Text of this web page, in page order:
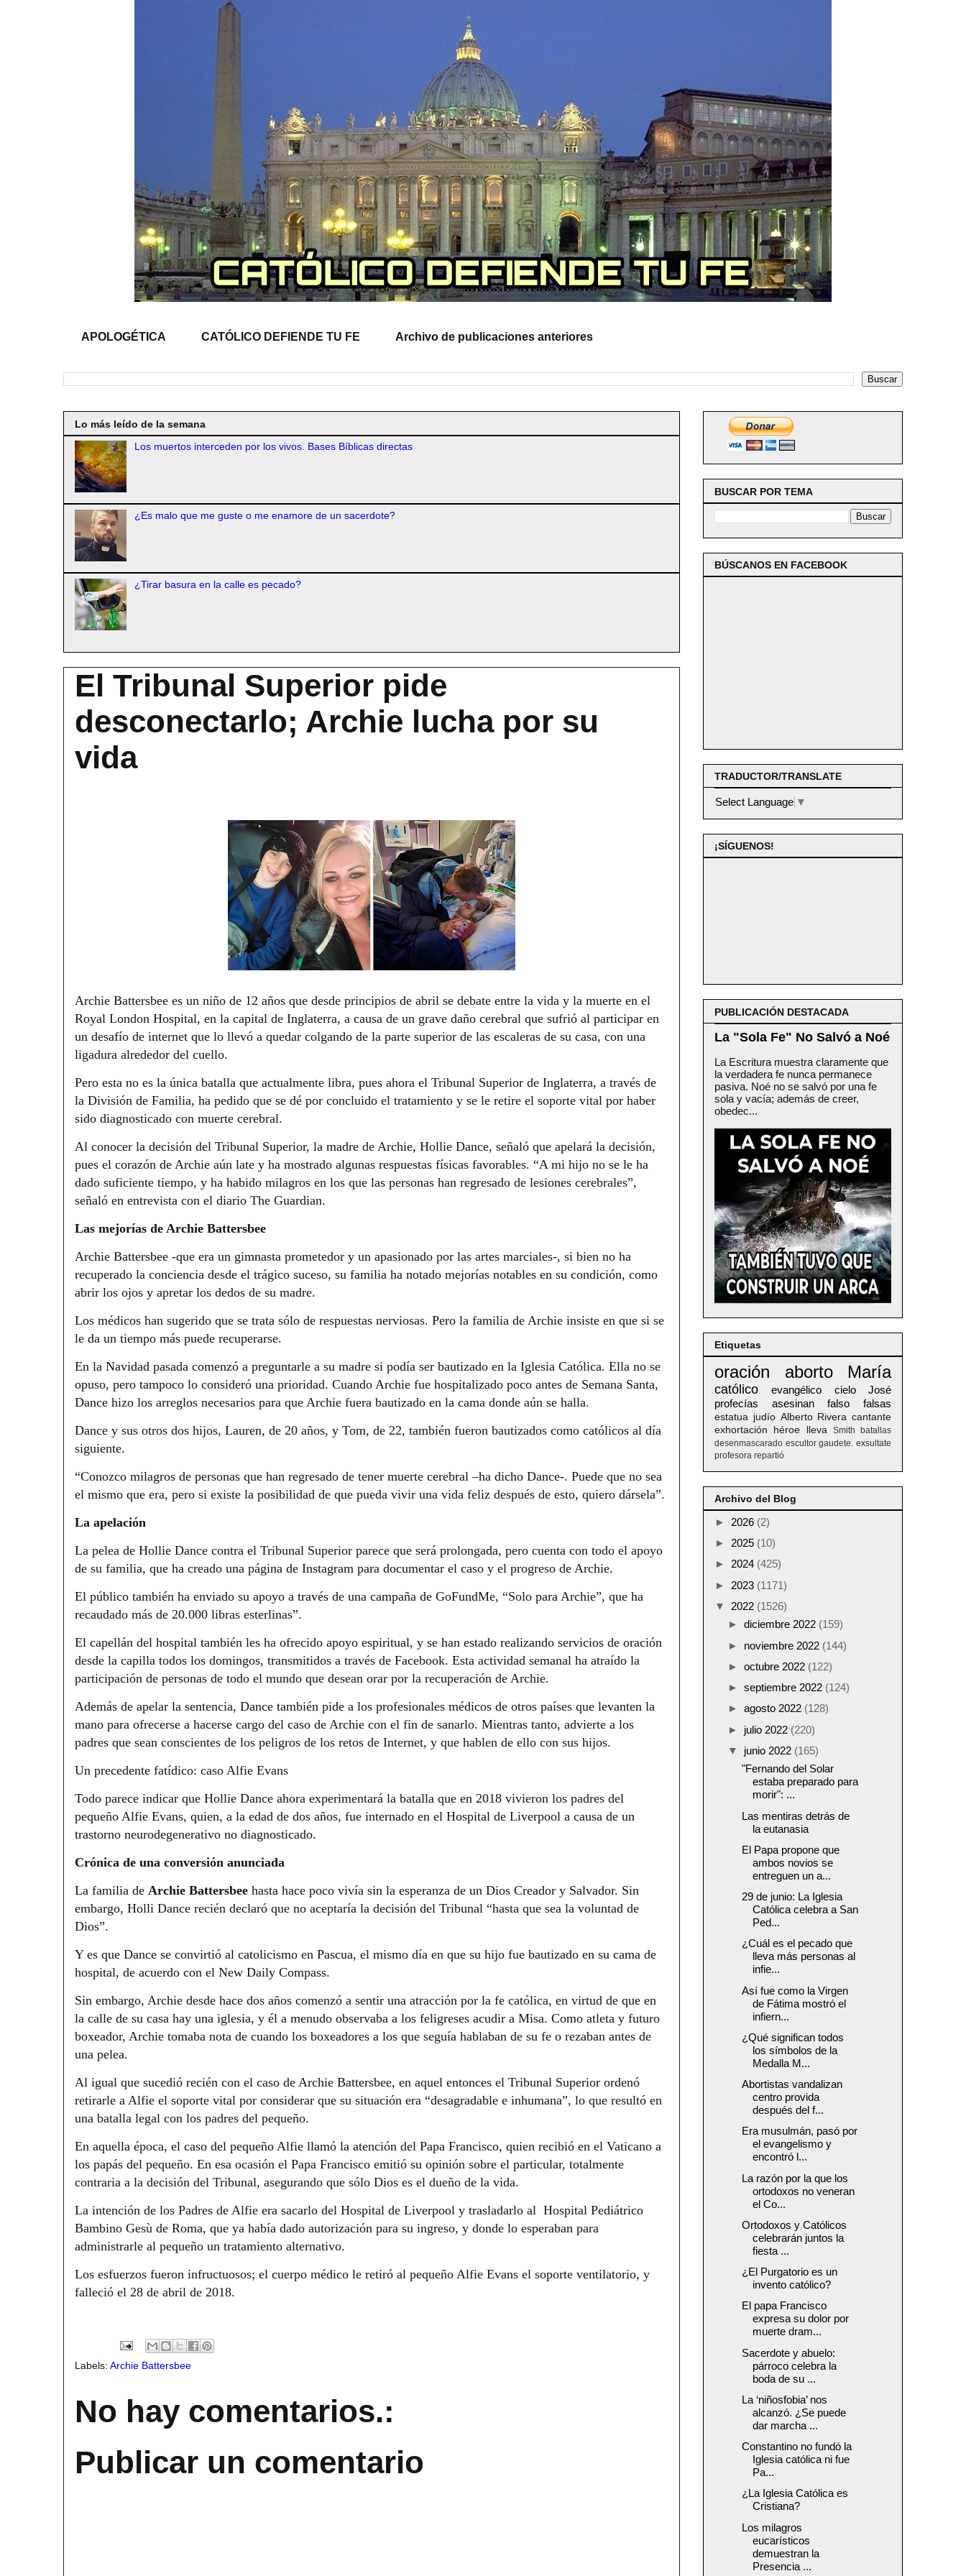
APOLOGÉTICA CATÓLICO DEFIENDE TU FE Archivo de publicaciones anteriores
Lo más leído de la semana
Los muertos interceden por los vivos. Bases Bíblicas directas
¿Es malo que me guste o me enamore de un sacerdote?
¿Tirar basura en la calle es pecado?
El Tribunal Superior pide
desconectarlo; Archie lucha por su
vida
Archie Battersbee es un niño de 12 años que desde principios de abril se debate entre la vida y la muerte en el
Royal London Hospital, en la capital de Inglaterra, a causa de un grave daño cerebral que sufrió al participar en
un desafío de internet que lo llevó a quedar colgando de la parte superior de las escaleras de su casa, con una
ligadura alrededor del cuello.
Pero esta no es la única batalla que actualmente libra, pues ahora el Tribunal Superior de Inglaterra, a través de
la División de Familia, ha pedido que se dé por concluido el tratamiento y se le retire el soporte vital por haber
sido diagnosticado con muerte cerebral.
Al conocer la decisión del Tribunal Superior, la madre de Archie, Hollie Dance, señaló que apelará la decisión,
pues el corazón de Archie aún late y ha mostrado algunas respuestas físicas favorables. “A mi hijo no se le ha
dado suficiente tiempo, y ha habido milagros en los que las personas han regresado de lesiones cerebrales”,
señaló en entrevista con el diario The Guardian.
Las mejorías de Archie Battersbee
Archie Battersbee -que era un gimnasta prometedor y un apasionado por las artes marciales-, si bien no ha
recuperado la conciencia desde el trágico suceso, su familia ha notado mejorías notables en su condición, como
abrir los ojos y apretar los dedos de su madre.
Los médicos han sugerido que se trata sólo de respuestas nerviosas. Pero la familia de Archie insiste en que si se
le da un tiempo más puede recuperarse.
En la Navidad pasada comenzó a preguntarle a su madre si podía ser bautizado en la Iglesia Católica. Ella no se
opuso, pero tampoco lo consideró una prioridad. Cuando Archie fue hospitalizado poco antes de Semana Santa,
Dance hizo los arreglos necesarios para que Archie fuera bautizado en la cama donde aún se halla.
Dance y sus otros dos hijos, Lauren, de 20 años, y Tom, de 22, también fueron bautizados como católicos al día
siguiente.
“Conozco milagros de personas que han regresado de tener muerte cerebral –ha dicho Dance-. Puede que no sea
el mismo que era, pero si existe la posibilidad de que pueda vivir una vida feliz después de esto, quiero dársela”.
La apelación
La pelea de Hollie Dance contra el Tribunal Superior parece que será prolongada, pero cuenta con todo el apoyo
de su familia, que ha creado una página de Instagram para documentar el caso y el progreso de Archie.
El público también ha enviado su apoyo a través de una campaña de GoFundMe, “Solo para Archie”, que ha
recaudado más de 20.000 libras esterlinas”.
El capellán del hospital también les ha ofrecido apoyo espiritual, y se han estado realizando servicios de oración
desde la capilla todos los domingos, transmitidos a través de Facebook. Esta actividad semanal ha atraído la
participación de personas de todo el mundo que desean orar por la recuperación de Archie.
Además de apelar la sentencia, Dance también pide a los profesionales médicos de otros países que levanten la
mano para ofrecerse a hacerse cargo del caso de Archie con el fin de sanarlo. Mientras tanto, advierte a los
padres que sean conscientes de los peligros de los retos de Internet, y que hablen de ello con sus hijos.
Un precedente fatídico: caso Alfie Evans
Todo parece indicar que Hollie Dance ahora experimentará la batalla que en 2018 vivieron los padres del
pequeño Alfie Evans, quien, a la edad de dos años, fue internado en el Hospital de Liverpool a causa de un
trastorno neurodegenerativo no diagnosticado.
Crónica de una conversión anunciada
La familia de Archie Battersbee hasta hace poco vivía sin la esperanza de un Dios Creador y Salvador. Sin
embargo, Holli Dance recién declaró que no aceptaría la decisión del Tribunal “hasta que sea la voluntad de
Dios”.
Y es que Dance se convirtió al catolicismo en Pascua, el mismo día en que su hijo fue bautizado en su cama de
hospital, de acuerdo con el New Daily Compass.
Sin embargo, Archie desde hace dos años comenzó a sentir una atracción por la fe católica, en virtud de que en
la calle de su casa hay una iglesia, y él a menudo observaba a los feligreses acudir a Misa. Como atleta y futuro
boxeador, Archie tomaba nota de cuando los boxeadores a los que seguía hablaban de su fe o rezaban antes de
una pelea.
Al igual que sucedió recién con el caso de Archie Battersbee, en aquel entonces el Tribunal Superior ordenó
retirarle a Alfie el soporte vital por considerar que su situación era “desagradable e inhumana”, lo que resultó en
una batalla legal con los padres del pequeño.
En aquella época, el caso del pequeño Alfie llamó la atención del Papa Francisco, quien recibió en el Vaticano a
los papás del pequeño. En esa ocasión el Papa Francisco emitió su opinión sobre el particular, totalmente
contraria a la decisión del Tribunal, asegurando que sólo Dios es el dueño de la vida.
La intención de los Padres de Alfie era sacarlo del Hospital de Liverpool y trasladarlo al Hospital Pediátrico
Bambino Gesù de Roma, que ya había dado autorización para su ingreso, y donde lo esperaban para
administrarle al pequeño un tratamiento alternativo.
Los esfuerzos fueron infructuosos; el cuerpo médico le retiró al pequeño Alfie Evans el soporte ventilatorio, y
falleció el 28 de abril de 2018.
Labels: Archie Battersbee
No hay comentarios.:
Publicar un comentario
BUSCAR POR TEMA
BÚSCANOS EN FACEBOOK
TRADUCTOR/TRANSLATE
Select Language ▼
¡SÍGUENOS!
PUBLICACIÓN DESTACADA
La "Sola Fe" No Salvó a Noé
La Escritura muestra claramente que
la verdadera fe nunca permanece
pasiva. Noé no se salvó por una fe
sola y vacía; además de creer,
obedec...
Etiquetas
oración aborto María
católico evangélico cielo
José
profecías
asesinan falso falsas
estatua judío Alberto Rivera cantante
exhortación
héroe lleva Smith
batallas
desenmascarado escultor gaudete. exsultate
profesora repartió
Archivo del Blog
► 2026 (2)
► 2025 (10)
► 2024 (425)
► 2023 (1171)
▼ 2022 (1526)
► diciembre 2022 (159)
► noviembre 2022 (144)
► octubre 2022 (122)
► septiembre 2022 (124)
► agosto 2022 (128)
► julio 2022 (220)
▼ junio 2022 (165)
"Fernando del Solar
estaba preparado para
morir": ...
Las mentiras detrás de
la eutanasia
El Papa propone que
ambos novios se
entreguen un a...
29 de junio: La Iglesia
Católica celebra a San
Ped...
¿Cuál es el pecado que
lleva más personas al
infie...
Así fue como la Virgen
de Fátima mostró el
infiern...
¿Qué significan todos
los símbolos de la
Medalla M...
Abortistas vandalizan
centro provida
después del f...
Era musulmán, pasó por
el evangelismo y
encontró l...
La razón por la que los
ortodoxos no veneran
el Co...
Ortodoxos y Católicos
celebrarán juntos la
fiesta ...
¿El Purgatorio es un
invento católico?
El papa Francisco
expresa su dolor por
muerte dram...
Sacerdote y abuelo:
párroco celebra la
boda de su ...
La ‘niñosfobia’ nos
alcanzó. ¿Se puede
dar marcha ...
Constantino no fundó la
Iglesia católica ni fue
Pa...
¿La Iglesia Católica es
Cristiana?
Los milagros
eucarísticos
demuestran la
Presencia ...